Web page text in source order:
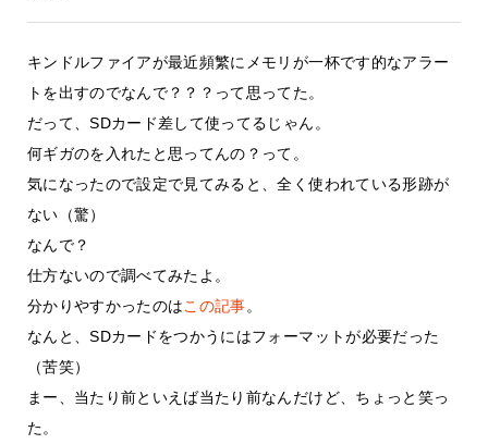
キンドルファイアが最近頻繁にメモリが一杯です的なアラー
トを出すのでなんで？？？って思ってた。
だって、SDカード差して使ってるじゃん。
何ギガのを入れたと思ってんの？って。
気になったので設定で見てみると、全く使われている形跡が
ない（驚）
なんで？
仕方ないので調べてみたよ。
分かりやすかったのはこの記事。
なんと、SDカードをつかうにはフォーマットが必要だった
（苦笑）
まー、当たり前といえば当たり前なんだけど、ちょっと笑っ
た。